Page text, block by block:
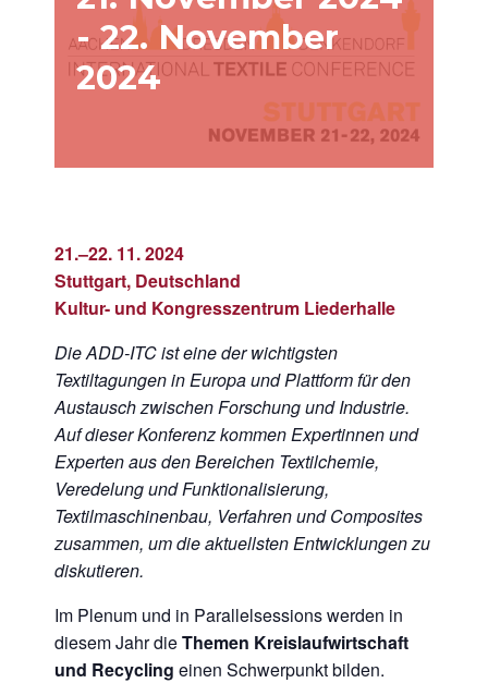
-22. November
2024
21.–22. 11. 2024
Stuttgart, Deutschland
Kultur- und Kongresszentrum Liederhalle
Die ADD-ITC ist eine der wichtigsten
Textiltagungen in Europa und Plattform für den
Austausch zwischen Forschung und Industrie.
Auf dieser Konferenz kommen Expertinnen und
Experten aus den Bereichen Textilchemie,
Veredelung und Funktionalisierung,
Textilmaschinenbau, Verfahren und Composites
zusammen, um die aktuellsten Entwicklungen zu
diskutieren.
Im Plenum und in Parallelsessions werden in
diesem Jahr dieThemen Kreislaufwirtschaft
und Recycling einen Schwerpunkt bilden.